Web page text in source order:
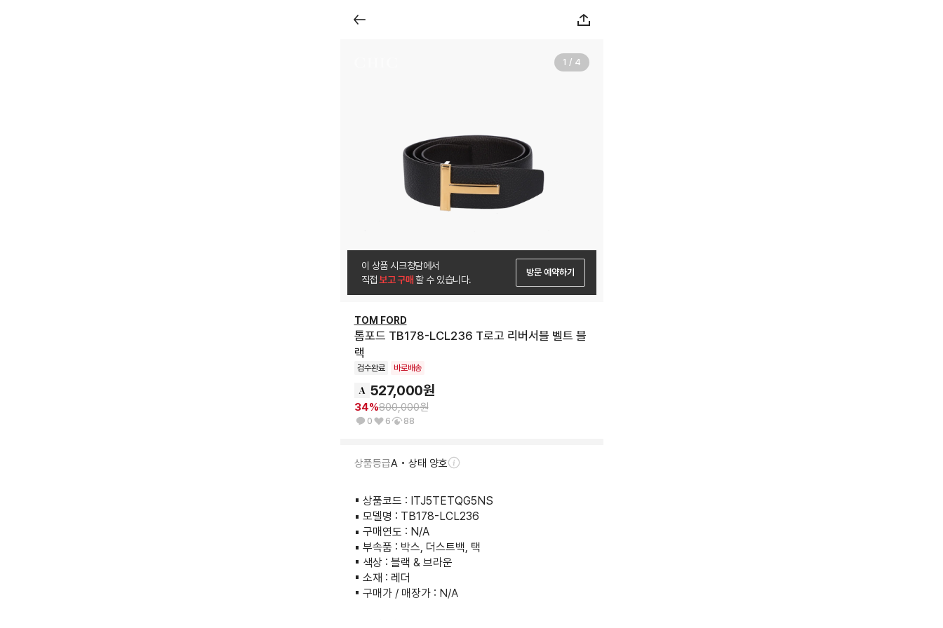
1 / 4
이 상품 시크청담에서
직접 보고 구매 할 수 있습니다.
방문 예약하기
TOM FORD
톰포드 TB178-LCL236 T로고 리버서블 벨트 블
랙
검수완료 바로배송
527,000원
34%800,000원
0 6 88
상품등급A • 상태 양호
▪︎ 상품코드 : ITJ5TETQG5NS
▪︎ 모델명 : TB178-LCL236
▪︎ 구매연도 : N/A
▪︎ 부속품 : 박스, 더스트백, 택
▪︎ 색상 : 블랙 & 브라운
▪︎ 소재 : 레더
▪︎ 구매가 / 매장가 : N/A